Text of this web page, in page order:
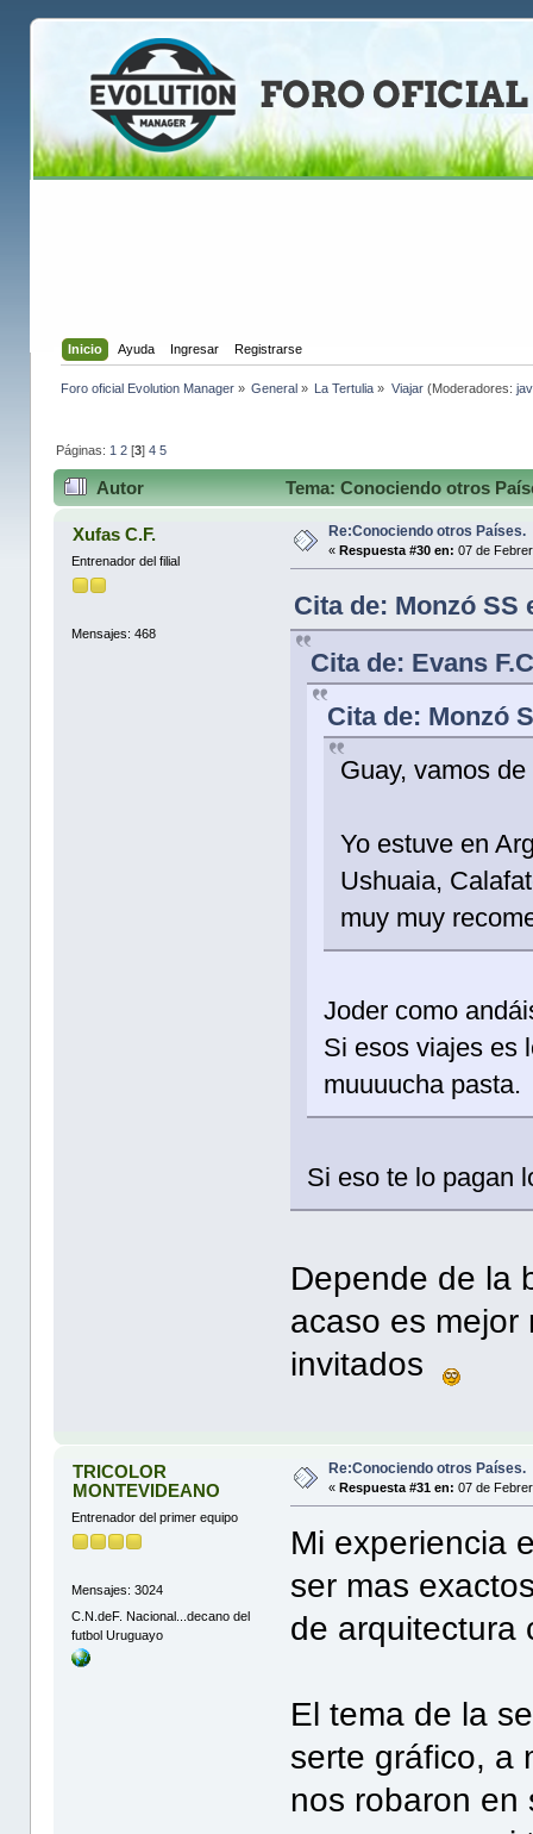
Inicio Ayuda Ingresar Registrarse
Foro oficial Evolution Manager» General » La Tertulia » Viajar(Moderadores:
Páginas: 1 2[3] 4 5
Autor Tema: Conociendo otros
Xufas C.F.
Entrenador del filial
Mensajes: 468
Re:Conociendo otros Países.
«Respuesta #30 en: 07 de
Cita de: Monzó SS
Cita de: Evans
Cita de: Monzó
Guay, vamos
Yo estuve en
Ushuaia,
muy muy
Joder como
Si esos viajes es
muuuucha pasta.
Si eso te lo pagan
Depende de la
acaso es
invitados
TRICOLOR
MONTEVIDEANO
Entrenador del primer equipo
Mensajes: 3024
C.N.deF. Nacional...decano del
futbol Uruguayo
Re:Conociendo otros Países.
«Respuesta #31 en: 07 de
Mi experiencia
ser mas
de arquitectura
El tema de la
serte gráfico, a
nos robaron en